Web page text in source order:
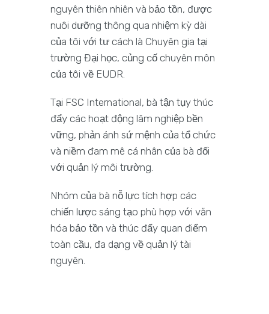
nguyên thiên nhiên và bảo tồn, được
nuôi dưỡng thông qua nhiệm kỳ dài
của tôi với tư cách là Chuyên gia tại
trường Đại học, củng cố chuyên môn
của tôi về EUDR.
Tại FSC International, bà tận tụy thúc
đẩy các hoạt động lâm nghiệp bền
vững, phản ánh sứ mệnh của tổ chức
và niềm đam mê cá nhân của bà đối
với quản lý môi trường.
Nhóm của bà nỗ lực tích hợp các
chiến lược sáng tạo phù hợp với văn
hóa bảo tồn và thúc đẩy quan điểm
toàn cầu, đa dạng về quản lý tài
nguyên.